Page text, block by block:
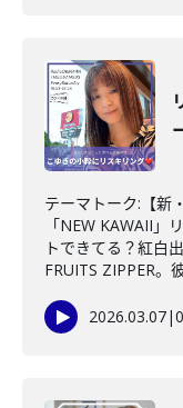
テーマトーク:【新
「NEW KAWAII」
トできてる？紅白
FRUITS ZIPPER。
2026.03.07|